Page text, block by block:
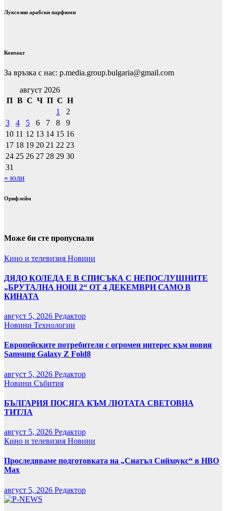
Луксозни арабски парфюми
Контакт
За връзка с нас: p.media.group.bulgaria@gmail.com
август 2026
П В С Ч П С Н
1
2
3
4 5 6 7 8
9
10 11 12 13 14 15 16
17 18 19 20 21 22 23
24 25 26 27 28 29 30
31
« юли
Орифлейм
Може би сте пропуснали
Кино и телевизия Новини
ДЯДО КОЛЕДА Е В СПИСЪКА С НЕПОСЛУШНИТЕ
„БРУТАЛНА НОЩ 2“ ОТ 4 ДЕКЕМВРИ САМО В
КИНАТА
август 5, 2026 Редактор
Новини Технологии
Европейските потребители с огромен интерес към новия
Samsung Galaxy Z Fold8
август 5, 2026 Редактор
Новини Събития
БЪЛГАРИЯ ПОСЯГА КЪМ ЛЮТАТА СВЕТОВНА
ТИТЛА
август 5, 2026 Редактор
Кино и телевизия Новини
Проследяваме подготовката на „Сиатъл Сийхоукс“ в HBO
Max
август 5, 2026 Редактор